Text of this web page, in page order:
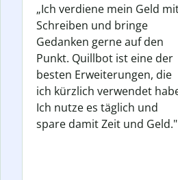
„Ich verdiene mein Geld
Schreiben und bringe
Gedanken gerne auf den
Punkt. Quillbot ist eine der
besten Erweiterungen, die
ich kürzlich verwendet
Ich nutze es täglich und
spare damit Zeit und Geld."